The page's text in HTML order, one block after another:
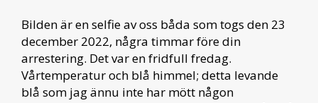
Bilden är en selfie av oss båda som togs den 23
december 2022, några timmar före din
arrestering. Det var en fridfull fredag.
Vårtemperatur och blå himmel; detta levande
blå som jag ännu inte har mött någon